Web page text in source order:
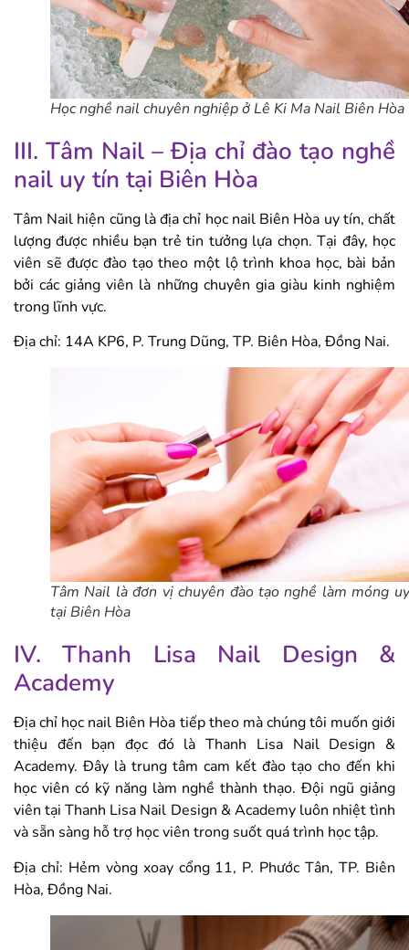
Học nghề nail chuyên nghiệp ở Lê Ki Ma Nail Biên Hòa
III. Tâm Nail – Địa chỉ đào tạo nghề
nail uy tín tại Biên Hòa
Tâm Nail hiện cũng là địa chỉ học nail Biên Hòa uy tín, chất
lượng được nhiều bạn trẻ tin tưởng lựa chọn. Tại đây, học
viên sẽ được đào tạo theo một lộ trình khoa học, bài bản
bởi các giảng viên là những chuyên gia giàu kinh nghiệm
trong lĩnh vực.
Địa chỉ: 14A KP6, P. Trung Dũng, TP. Biên Hòa, Đồng Nai.
Tâm Nail là đơn vị chuyên đào tạo nghề làm móng
tại Biên Hòa
IV. Thanh Lisa Nail Design &
Academy
Địa chỉ học nail Biên Hòa tiếp theo mà chúng tôi muốn giới
thiệu đến bạn đọc đó là Thanh Lisa Nail Design &
Academy. Đây là trung tâm cam kết đào tạo cho đến khi
học viên có kỹ năng làm nghề thành thạo. Đội ngũ giảng
viên tại Thanh Lisa Nail Design & Academy luôn nhiệt tình
và sẵn sàng hỗ trợ học viên trong suốt quá trình học tập.
Địa chỉ: Hẻm vòng xoay cổng 11, P. Phước Tân, TP. Biên
Hòa, Đồng Nai.